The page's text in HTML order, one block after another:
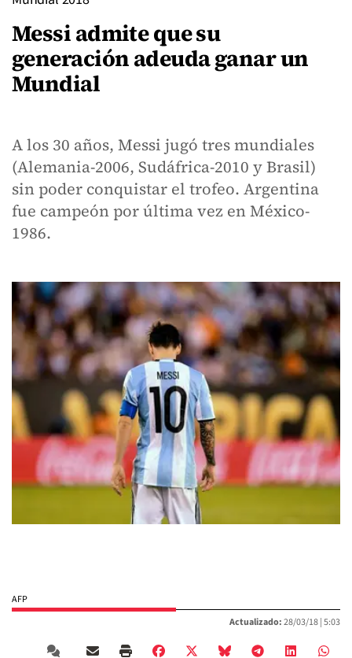
Messi admite que su
generación adeuda ganar un
Mundial
A los 30 años, Messi jugó tres mundiales
(Alemania-2006, Sudáfrica-2010 y Brasil)
sin poder conquistar el trofeo. Argentina
fue campeón por última vez en México-
1986.
AFP
Actualizado:28/03/18 |5:03